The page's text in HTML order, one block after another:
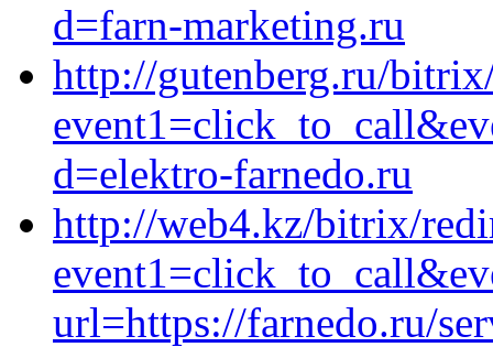
d=farn-marketing.ru
http://gutenberg.ru/
d=elektro-farnedo.ru
http://web4.kz/bitrix/
url=https://farnedo.ru/